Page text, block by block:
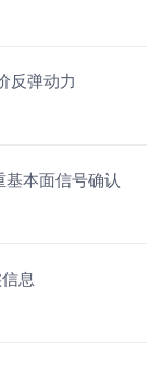
反弹动力
本面信号确认
息